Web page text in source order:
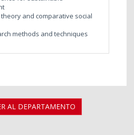
theory and comparative social
methods and techniques
AL DEPARTAMENTO